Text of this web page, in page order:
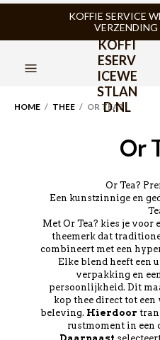
KOFFIE SERVICE
KOFFI
ESERV
ICEWE
STLAN
D.NL
HOME / THEE / OR TEA?
Or
Or Tea?
Een kunstzinnige en
Met Or Tea? kies je
theemerk dat
combineert met een
Elke blend heeft een
verpakking en
persoonlijkheid. Dit
kop thee direct tot
beleving. Hierdoor
rustmoment in een